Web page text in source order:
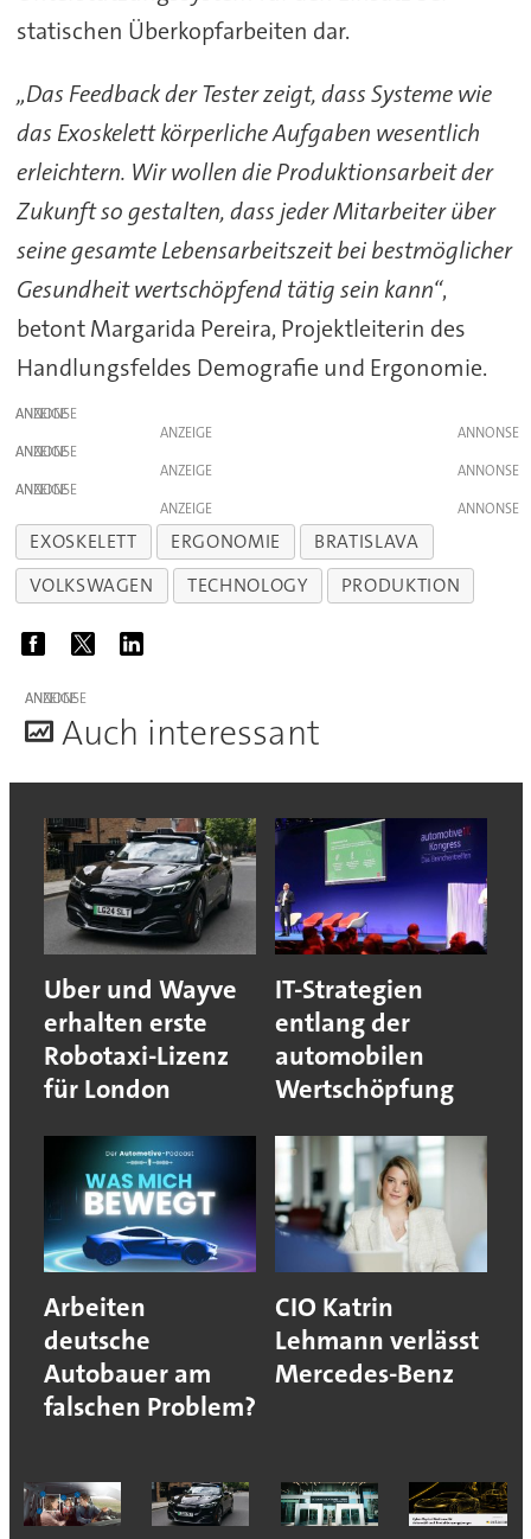
statischen Überkopfarbeiten dar.
„Das Feedback der Tester zeigt, dass Systeme wie
das Exoskelett körperliche Aufgaben wesentlich
erleichtern. Wir wollen die Produktionsarbeit der
Zukunft so gestalten, dass jeder Mitarbeiter über
seine gesamte Lebensarbeitszeit bei bestmöglicher
Gesundheit wertschöpfend tätig sein kann“,
betont Margarida Pereira, Projektleiterin des
Handlungsfeldes Demografie und Ergonomie.
ANZEIGE
ANZEIGE
ANZEIGE
ANZEIGE
ANZEIGE
ANZEIGE
EXOSKELETT ERGONOMIE
BRATISLAVA
VOLKSWAGEN
TECHNOLOGY PRODUKTION
ANZEIGE
Auch interessant
Uber und Wayve
erhalten erste
Robotaxi-Lizenz
für London
IT-Strategien
entlang der
automobilen
Wertschöpfung
Arbeiten
deutsche
Autobauer am
falschen Problem?
CIO Katrin
Lehmann verlässt
Mercedes-Benz